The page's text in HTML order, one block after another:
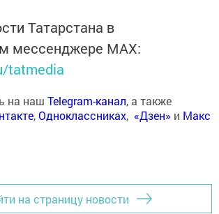
Татарстана в
мессенджере MАХ:
tatmedia
на наш Telegram-канал, а также
,Одноклассниках, «Дзен» и Макс
на страницу новости